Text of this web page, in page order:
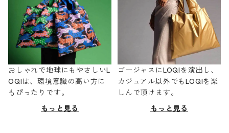
おしゃれで地球にもやさしいL
OQIは、環境意識の高い方に
もぴったりです。
もっと見る
ゴージャスにLOQIを演出し、
カジュアル以外でもLOQIを楽
しんで頂けます。
もっと見る